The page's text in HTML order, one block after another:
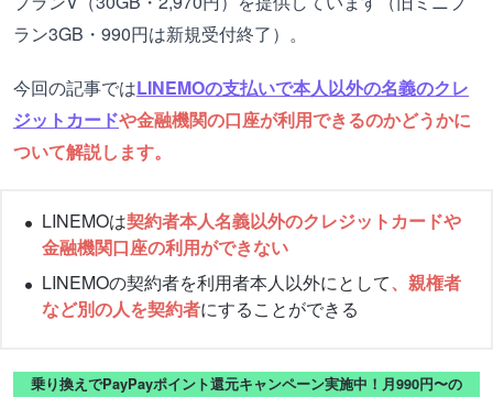
ラン3GB・990円は新規受付終了）。
今回の記事ではLINEMOの支払いで本人以外の名義のクレ
ジットカードや金融機関の口座が利用できるのかどうかに
ついて解説します。
LINEMOは契約者本人名義以外のクレジットカードや
金融機関口座の利用ができない
LINEMOの契約者を利用者本人以外にとして、親権者
など別の人を契約者にすることができる
乗り換えでPayPayポイント還元キャンペーン実施中！月990円〜の